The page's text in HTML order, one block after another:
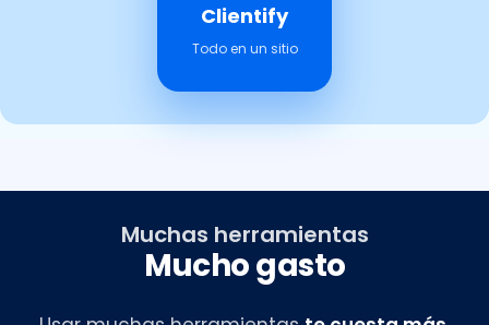
Clientify
Todo en un sitio
Muchas herramientas
Mucho gasto